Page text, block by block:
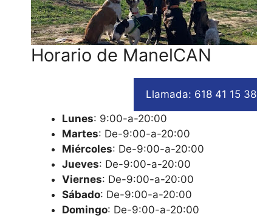
Horario de ManelCAN
Llamada: 618 41 15 38
Lunes: 9:00-a-20:00
Martes: De-9:00-a-20:00
Miércoles: De-9:00-a-20:00
Jueves: De-9:00-a-20:00
Viernes: De-9:00-a-20:00
Sábado: De-9:00-a-20:00
Domingo: De-9:00-a-20:00